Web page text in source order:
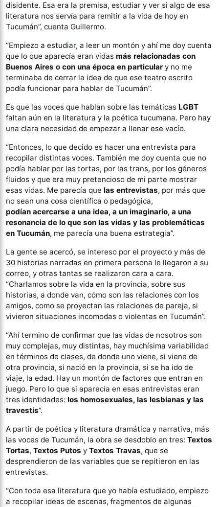
disidente. Esa era la premisa, estudiar y ver si algo de esa
literatura nos servía para remitir a la vida de hoy en
Tucumán”, cuenta Guillermo.
“Empiezo a estudiar, a leer un montón y ahí me doy cuenta
que lo que aparecía eran vidas más relacionadas con
Buenos Aires o con una época en particular y no me
terminaba de cerrar la idea de que ese teatro escrito
podía funcionar para hablar de Tucumán”.
Es que las voces que hablan sobre las temáticas LGBT
faltan aún en la literatura y la poética tucumana. Pero hay
una clara necesidad de empezar a llenar ese vacío.
“Entonces, lo que decido es hacer una entrevista para
recopilar distintas voces. También me doy cuenta que no
podía hablar por las tortas, por las trans, por los géneros
fluidos y que era muy pretencioso de mi parte mostrar
esas vidas. Me parecía que las entrevistas, por más que
no sean una cosa científica o pedagógica,
podían acercarse a una idea, a un imaginario, a una
resonancia de lo que son las vidas y las problemáticas
en Tucumán, me parecía una buena estrategia”.
La gente se acercó, se intereso por el proyecto y más de
30 historias narradas en primera persona le llegaron a su
correo, y otras tantas se realizaron cara a cara.
“Charlamos sobre la vida en la provincia, sobre sus
historias, a donde van, cómo son las relaciones con los
amigos, como se proyectan las relaciones de pareja, si
vivieron situaciones incomodas o violentas en Tucumán”.
“Ahí termino de confirmar que las vidas de nosotros son
muy complejas, muy distintas, hay muchísima variabilidad
en términos de clases, de donde uno viene, si viene de
otra provincia, si nació en la provincia, si se ha ido de
viaje, la edad. Hay un montón de factores que entran en
juego. Pero lo que si aparecía en esas entrevistas eran
tres identidades: los homosexuales, las lesbianas y las
travestis”.
A partir de poética y literatura dramática y narrativa, más
las voces de Tucumán, la obra se desdoblo en tres: Textos
Tortas, Textos Putos y Textos Travas, que se
desprendieron de las variables que se repitieron en las
entrevistas.
“Con toda esa literatura que yo había estudiado, empiezo
a recopilar ideas de escenas, fragmentos de algunas